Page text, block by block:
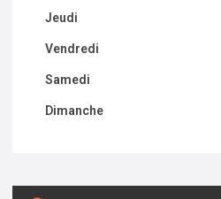
Jeudi
Vendredi
Samedi
Dimanche